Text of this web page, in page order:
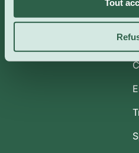
Tout
CoolBytes